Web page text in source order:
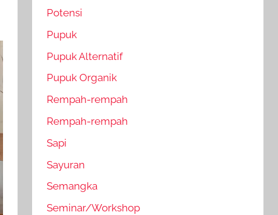
Potensi
Pupuk
Pupuk Alternatif
Pupuk Organik
Rempah-rempah
Rempah-rempah
Sapi
Sayuran
Semangka
Seminar/Workshop